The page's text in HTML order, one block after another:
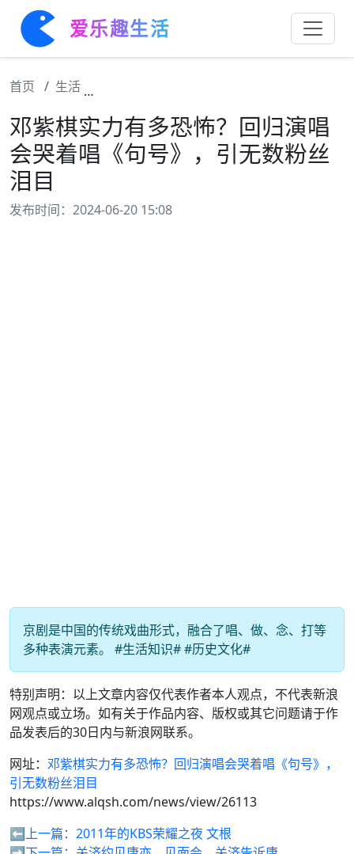
爱乐趣生活
首页 生活
邓紫棋实力有多恐怖？回归演唱
会哭着唱《句号》，引无数粉丝
泪目
发布时间：2024-06-20 15:08
京剧是中国的传统戏曲形式，融合了唱、做、念、打等
多种表演元素。 #生活知识# #历史文化#
特别声明：以上文章内容仅代表作者本人观点，不代表新浪
网观点或立场。如有关于作品内容、版权或其它问题请于作
品发表后的30日内与新浪网联系。
网址： 邓紫棋实力有多恐怖？回归演唱会哭着唱《句号》，
引无数粉丝泪目
https://www.alqsh.com/news/view/26113
⬅️上一篇： 2011年的KBS荣耀之夜 文根